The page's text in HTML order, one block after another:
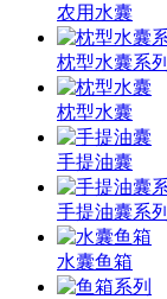
农用水囊
枕型水囊系列
枕型水囊
手提油囊
手提油囊系列
水囊鱼箱